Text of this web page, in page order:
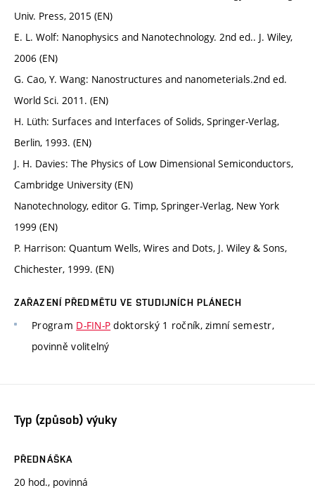
Univ. Press, 2015 (EN)
E. L. Wolf: Nanophysics and Nanotechnology. 2nd ed.. J. Wiley,
2006 (EN)
G. Cao, Y. Wang: Nanostructures and nanometerials.2nd ed.
World Sci. 2011. (EN)
H. Lüth: Surfaces and Interfaces of Solids, Springer-Verlag,
Berlin, 1993. (EN)
J. H. Davies: The Physics of Low Dimensional Semiconductors,
Cambridge University (EN)
Nanotechnology, editor G. Timp, Springer-Verlag, New York
1999 (EN)
P. Harrison: Quantum Wells, Wires and Dots, J. Wiley & Sons,
Chichester, 1999. (EN)
ZAŘAZENÍ PŘEDMĚTU VE STUDIJNÍCH PLÁNECH
Program D-FIN-P doktorský 1 ročník, zimní semestr,
povinně volitelný
Typ (způsob) výuky
PŘEDNÁŠKA
20 hod., povinná